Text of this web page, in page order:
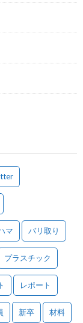
マ バリ取り
プラスチック
レポート
新卒 材料